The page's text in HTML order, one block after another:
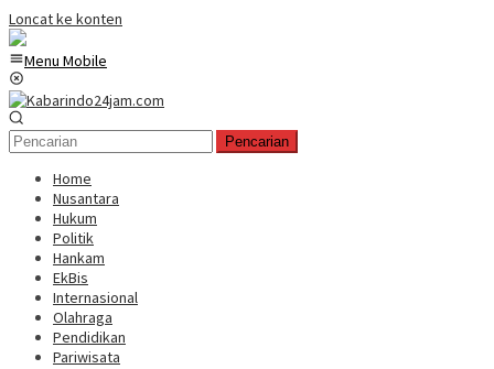
Loncat ke konten
Menu Mobile
Pencarian
Home
Nusantara
Hukum
Politik
Hankam
EkBis
Internasional
Olahraga
Pendidikan
Pariwisata